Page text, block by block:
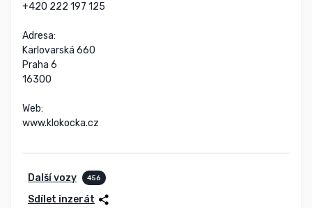
+420 222 197 125
Adresa:
Karlovarská 660
Praha 6
16300
Web:
www.klokocka.cz
Další vozy 456
Sdílet inzerát